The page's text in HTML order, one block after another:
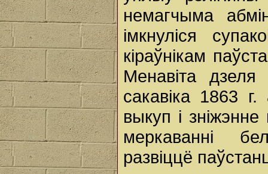
немагчыма
імкнуліся
кіраўнікам
Менавіта
сакавіка 1863
выкуп і
меркаванні
развіццё